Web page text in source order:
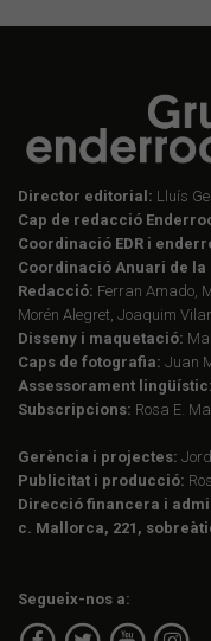
Director editorial: Lluís
Cap de redacció
Coordinació EDR i
Coordinació Anuari de la
Redacció: Ferran Amado,
Morén Alegret, Joaquim
Disseny i maquetació:
Caps de fotografia: Juan
Assessorament lingüístic:
Subscripcions: Rosa E.
Gerència i projectes:
Publicitat i producció:
Direcció financera i
c. Mallorca, 221,
Segueix-nos a: